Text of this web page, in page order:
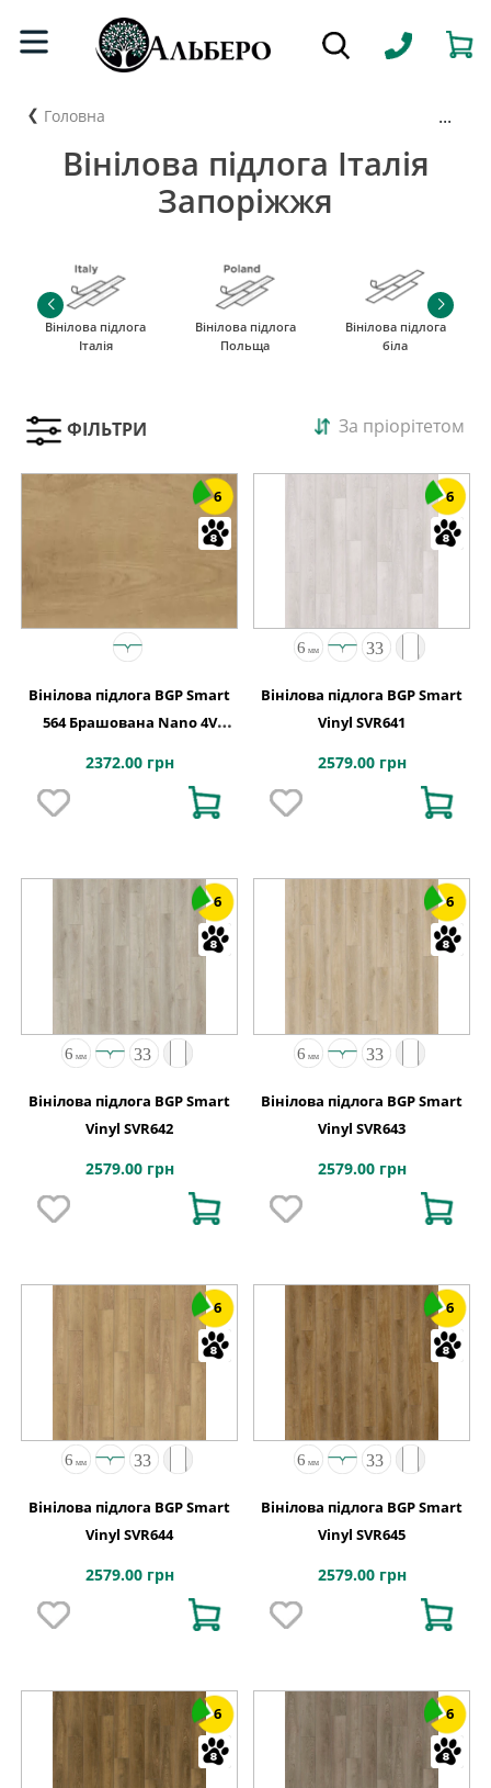
Головна ...
Вінілова підлога Італія
Запоріжжя
Вінілова підлога
Італія
Вінілова підлога
Польща
Вінілова підлога
біла
ФІЛЬТРИ За пріорітетом
6
Вінілова підлога BGP Smart
564 Брашована Nano 4V
2372.00 грн
6
Вінілова підлога BGP Smart
Vinyl SVR641
2579.00 грн
6
Вінілова підлога BGP Smart
Vinyl SVR642
2579.00 грн
6
Вінілова підлога BGP Smart
Vinyl SVR643
2579.00 грн
6
Вінілова підлога BGP Smart
Vinyl SVR644
2579.00 грн
6
Вінілова підлога BGP Smart
Vinyl SVR645
2579.00 грн
6 6